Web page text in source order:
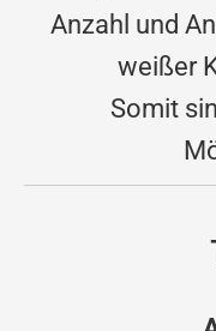
Anzahl und
weißer
Somit